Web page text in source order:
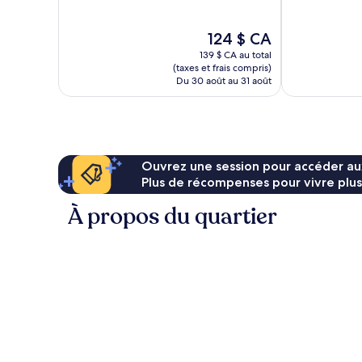
Le
prix
est
de
124 $ CA
124 $ CA
139 $ CA au total
(taxes et frais compris)
Du 30 août au 31 août
Ouvrez une session pour accéder
Plus de récompenses pour vivre
À propos du quartier